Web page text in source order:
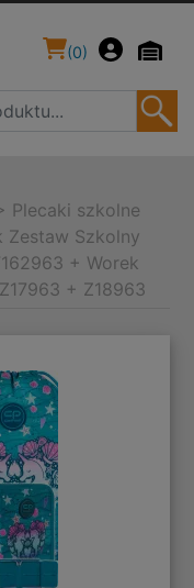
(0)
Plecaki szkolne
Zestaw Szkolny
+ Worek
+ Z18963